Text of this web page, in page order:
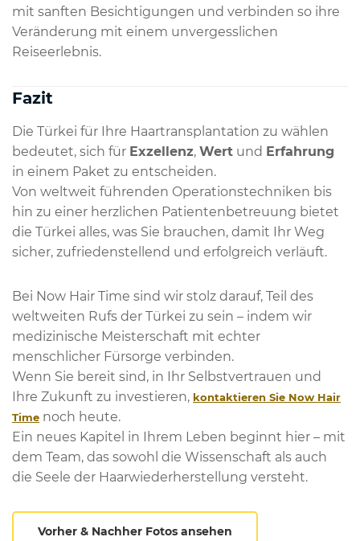
mit sanften Besichtigungen und verbinden so ihre
Veränderung mit einem unvergesslichen
Reiseerlebnis.
Fazit
Die Türkei für Ihre Haartransplantation zu wählen
bedeutet, sich für Exzellenz, Wert und Erfahrung
in einem Paket zu entscheiden.
Von weltweit führenden Operationstechniken bis
hin zu einer herzlichen Patientenbetreuung bietet
die Türkei alles, was Sie brauchen, damit Ihr Weg
sicher, zufriedenstellend und erfolgreich verläuft.
Bei Now Hair Time sind wir stolz darauf, Teil des
weltweiten Rufs der Türkei zu sein – indem wir
medizinische Meisterschaft mit echter
menschlicher Fürsorge verbinden.
Wenn Sie bereit sind, in Ihr Selbstvertrauen und
Ihre Zukunft zu investieren, kontaktieren Sie Now Hair
Time noch heute.
Ein neues Kapitel in Ihrem Leben beginnt hier – mit
dem Team, das sowohl die Wissenschaft als auch
die Seele der Haarwiederherstellung versteht.
Vorher & Nachher Fotos ansehen